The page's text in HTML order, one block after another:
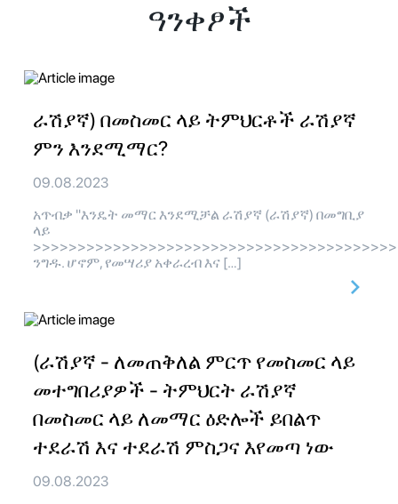
ዓንቀፆች
ራሽያኛ) በመስመር ላይ ትምህርቶች ራሽያኛ
ምን እንደሚማር?
09.08.2023
አጥብቃ "እንዴት መማር እንደሚቻል ራሽያኛ (ራሽያኛ) በመግቢያ
ላይ
ንግዱ. ሆኖም, የመሣሪያ አቀራረብ እና […]
(ራሽያኛ - ለመጠቅለል ምርጥ የመስመር ላይ
መተግበሪያዎች - ትምህርት ራሽያኛ
በመስመር ላይ ለመማር ዕድሎች ይበልጥ
ተደራሽ እና ተደራሽ ምስጋና እየመጣ ነው
09.08.2023